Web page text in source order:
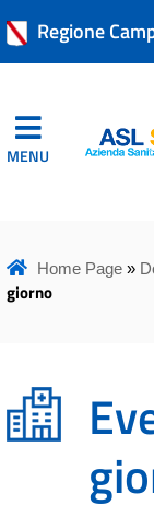
Regione
MENU
Home Page»
giorno